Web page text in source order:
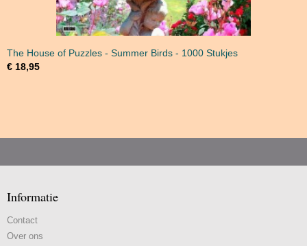
The House of Puzzles - Summer Birds - 1000 Stukjes
€ 18,95
Informatie
Contact
Over ons